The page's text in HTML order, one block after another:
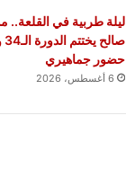
ليلة طربية في القلعة..
حضور جماهيري
6 أغسطس، 2026